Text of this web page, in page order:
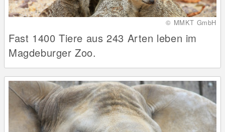
© MMKT GmbH
Fast 1400 Tiere aus 243 Arten leben im
Magdeburger Zoo.